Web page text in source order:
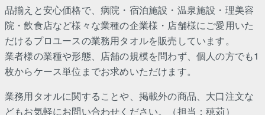
品揃えと安心価格で、病院・宿泊施設・温泉施設・理美容
院・飲食店など様々な業種の企業様・店舗様にご愛用いた
だけるプロユースの業務用タオルを販売しています。
業者様の業種や形態、店舗の規模を問わず、個人の方でも1
枚からケース単位までお求めいただけます。
業務用タオルに関することや、掲載外の商品、大口注文な
どもお気軽にお問い合わせください。（担当：穂苅）